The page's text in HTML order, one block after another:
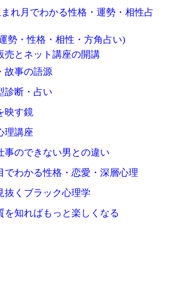
れ月でわかる性格・運勢・相性占
勢・性格・相性・方角占い)
売とネット講座の開講
故事の語源
診断・占い
映す鏡
理講座
事のできない男との違い
でわかる性格・恋愛・深層心理
抜くブラック心理学
を知ればもっと楽しくなる